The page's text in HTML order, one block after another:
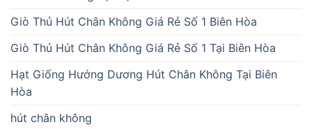
Giò Thủ Hút Chân Không Giá Rẻ Số 1 Biên Hòa
Giò Thủ Hút Chân Không Giá Rẻ Số 1 Tại Biên Hòa
Hạt Giống Hướng Dương Hút Chân Không Tại Biên
Hòa
hút chân không